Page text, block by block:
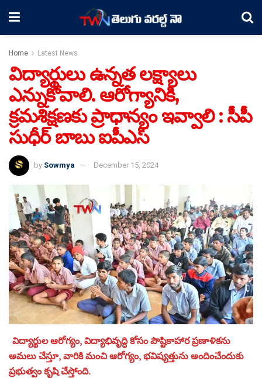
Home Latest News
విద్యార్థులు ఉన్నత లక్ష్యాలు
ఎన్నుకోవాలి. ఆరోగ్యానికి,
క్రమశిక్షణకు ప్రాధాన్యం ఇవ్వాలి : సీపీ
సుధీర్ బాబు ఐపీఎస్
by Sowmya December 15, 2024
విద్యార్థుల ఆరోగ్యం, విద్యాభివృద్ధి కోసం పౌష్టికాహార ప్రణాళికను
అమలు చేస్తూ, వారికి మంచి ఆరోగ్యం, భవిష్యత్తును అందించేందుకు
ప్రభుత్వం కృషి చేస్తోంది.